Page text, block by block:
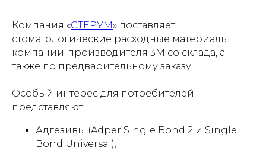
Компания «СТЕРУМ» поставляет
стоматологические расходные материалы
компании-производителя 3M со склада, а
также по предварительному заказу.
Особый интерес для потребителей
представляют:
Адгезивы (Adper Single Bond 2 и Single
Bond Universal);